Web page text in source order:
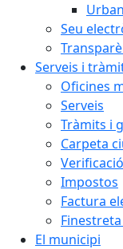
Seu
Serveis i
Oficines
Serveis
Tràmits i
Carpeta
Impostos
Factura
El municipi